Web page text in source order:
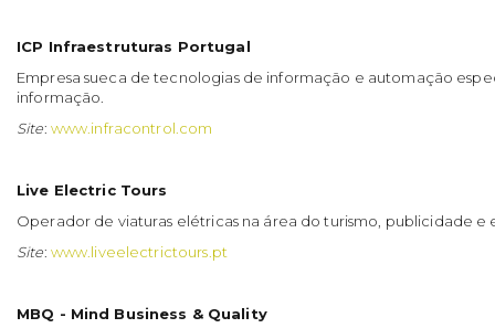
ICP Infraestruturas Portugal
Empresa sueca de tecnologias de informação e automação
informação.
Site: www.infracontrol.com
Live Electric Tours
Operador de viaturas elétricas na área do turismo, publicidade e
Site: www.liveelectrictours.pt
MBQ - Mind Business & Quality